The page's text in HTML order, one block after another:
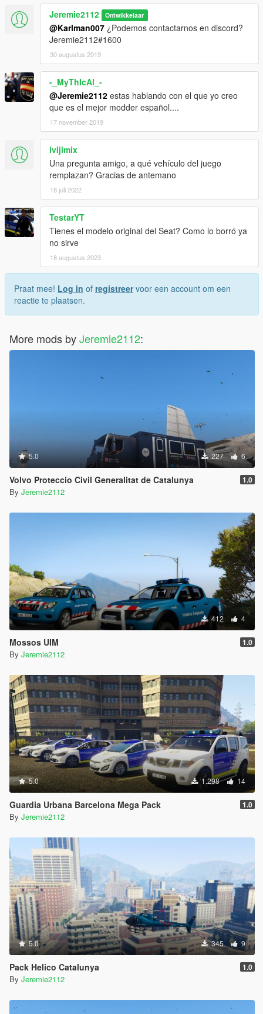
Jeremie2112 Ontwikkelaar
@Karlman007 ¿Podemos contactarnos en discord?
Jeremie2112#1600
30 augustus 2019
-_MyThIcAl_-
@Jeremie2112 estas hablando con el que yo creo
que es el mejor modder español....
17 november 2019
ivijimix
Una pregunta amigo, a qué vehículo del juego
remplazan? Gracias de antemano
18 juli 2022
TestarYT
Tienes el modelo original del Seat? Como lo borró ya
no sirve
18 augustus 2023
Praat mee! Log in of registreervoor een account om een
reactie te plaatsen.
More mods byJeremie2112:
5.0 227 6
Volvo Proteccio Civil Generalitat de Catalunya 1.0
By Jeremie2112
412 4
Mossos UIM 1.0
By Jeremie2112
5.0 1.298 14
Guardia Urbana Barcelona Mega Pack 1.0
By Jeremie2112
5.0 345 9
Pack Helico Catalunya 1.0
By Jeremie2112